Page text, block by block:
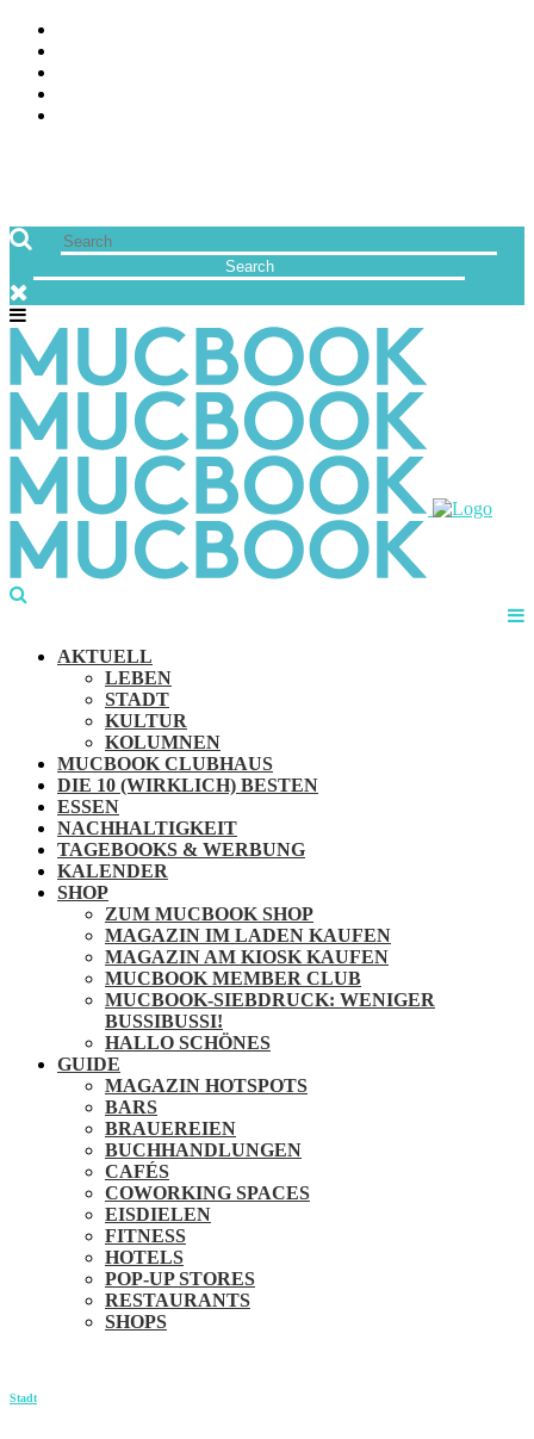
AKTUELL
LEBEN
STADT
KULTUR
KOLUMNEN
MUCBOOK CLUBHAUS
DIE 10 (WIRKLICH) BESTEN
ESSEN
NACHHALTIGKEIT
TAGEBOOKS & WERBUNG
KALENDER
SHOP
ZUM MUCBOOK SHOP
MAGAZIN IM LADEN KAUFEN
MAGAZIN AM KIOSK KAUFEN
MUCBOOK MEMBER CLUB
MUCBOOK-SIEBDRUCK: WENIGER
BUSSIBUSSI!
HALLO SCHÖNES
GUIDE
MAGAZIN HOTSPOTS
BARS
BRAUEREIEN
BUCHHANDLUNGEN
CAFÉS
COWORKING SPACES
EISDIELEN
FITNESS
HOTELS
POP-UP STORES
RESTAURANTS
SHOPS
Stadt